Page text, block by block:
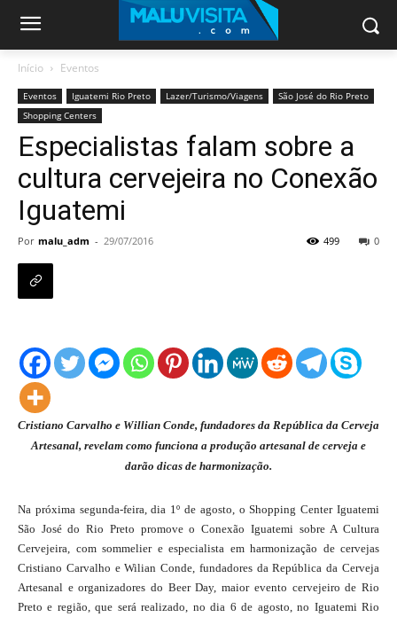
Início Eventos
Eventos Iguatemi Rio Preto Lazer/Turismo/Viagens
São José do Rio Preto
Shopping Centers
Especialistas falam sobre a
cultura cervejeira no Conexão
Iguatemi
Por malu_adm - 29/07/2016 0
499
Cristiano Carvalho e Willian Conde, fundadores da República da Cerveja
Artesanal, revelam como funciona a produção artesanal de cerveja e
darão dicas de harmonização.
Na próxima segunda-feira, dia 1º de agosto, o Shopping Center Iguatemi
São José do Rio Preto promove o Conexão Iguatemi sobre A Cultura
Cervejeira, com sommelier e especialista em harmonização de cervejas
Cristiano Carvalho e Wilian Conde, fundadores da República da Cerveja
Artesanal e organizadores do Beer Day, maior evento cervejeiro de Rio
Preto e região, que será realizado, no dia 6 de agosto, no Iguatemi Rio